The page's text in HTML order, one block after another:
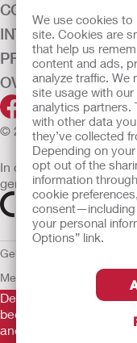
We use cookies to
site. Cookies are
that help us
content and ads,
analyze traffic. We
site usage with
analytics partners.
with other data
they’ve collected
Depending on
opt out of the
information
cookie
consent—including
your personal
Options” link.
CONTINENTIEZORG
INTENSIEVE ZORG
PRODUCTEN
OVER ONS
© 2026 Hollister
In de EU verkochte
gemarkeerd te zijn met
Gebruiksvoorwaarden
Mededeling aan
De verstrekte
bedoeld als vervanging
andere zorgverlener.